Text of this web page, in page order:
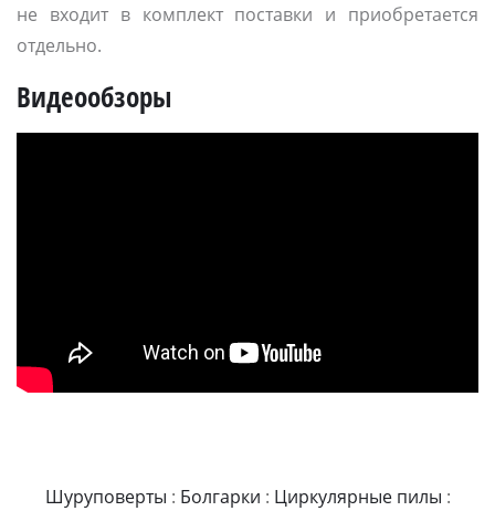
не входит в комплект поставки и приобретается
отдельно.
Видеообзоры
Шуруповерты : Болгарки : Циркулярные пилы :